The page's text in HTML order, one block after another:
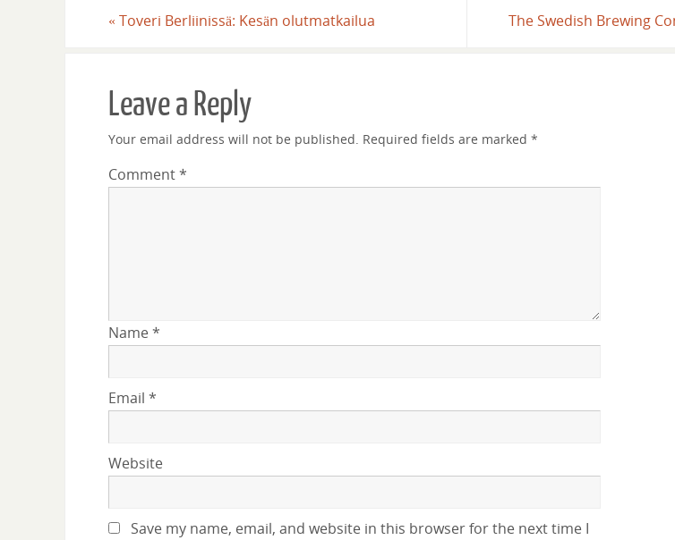
« Toveri Berliinissä: Kesän olutmatkailua The Swedish Brewing
Leave a Reply
Your email address will not be published. Required fields are marked *
Comment*
Name*
Email *
Website
Save my name, email, and website in this browser for the next time I